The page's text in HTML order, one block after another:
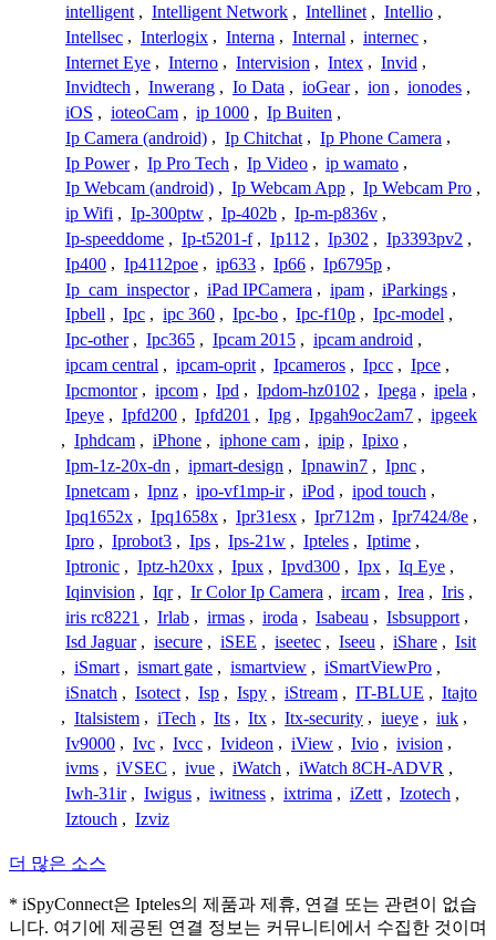
intelligent , Intelligent Network , Intellinet , Intellio ,
Intellsec , Interlogix , Interna , Internal , internec ,
Internet Eye , Interno , Intervision , Intex , Invid ,
Invidtech , Inwerang , Io Data , ioGear , ion , ionodes ,
iOS , ioteoCam , ip 1000 , Ip Buiten ,
Ip Camera (android) , Ip Chitchat , Ip Phone Camera ,
Ip Power , Ip Pro Tech , Ip Video , ip wamato ,
Ip Webcam (android) , Ip Webcam App , Ip Webcam Pro ,
ip Wifi , Ip-300ptw , Ip-402b , Ip-m-p836v ,
Ip-speeddome , Ip-t5201-f , Ip112 , Ip302 , Ip3393pv2 ,
Ip400 , Ip4112poe , ip633 , Ip66 , Ip6795p ,
Ip_cam_inspector , iPad IPCamera , ipam , iParkings ,
Ipbell , Ipc , ipc 360 , Ipc-bo , Ipc-f10p , Ipc-model ,
Ipc-other , Ipc365 , Ipcam 2015 , ipcam android ,
ipcam central , ipcam-oprit , Ipcameros , Ipcc , Ipce ,
Ipcmontor , ipcom , Ipd , Ipdom-hz0102 , Ipega , ipela ,
Ipeye , Ipfd200 , Ipfd201 , Ipg , Ipgah9oc2am7 , ipgeek
, Iphdcam , iPhone , iphone cam , ipip , Ipixo ,
Ipm-1z-20x-dn , ipmart-design , Ipnawin7 , Ipnc ,
Ipnetcam , Ipnz , ipo-vf1mp-ir , iPod , ipod touch ,
Ipq1652x , Ipq1658x , Ipr31esx , Ipr712m , Ipr7424/8e ,
Ipro , Iprobot3 , Ips , Ips-21w , Ipteles , Iptime ,
Iptronic , Iptz-h20xx , Ipux , Ipvd300 , Ipx , Iq Eye ,
Iqinvision , Iqr , Ir Color Ip Camera , ircam , Irea , Iris ,
iris rc8221 , Irlab , irmas , iroda , Isabeau , Isbsupport ,
Isd Jaguar , isecure , iSEE , iseetec , Iseeu , iShare , Isit
, iSmart , ismart gate , ismartview , iSmartViewPro ,
iSnatch , Isotect , Isp , Ispy , iStream , IT-BLUE , Itajto
, Italsistem , iTech , Its , Itx , Itx-security , iueye , iuk ,
Iv9000 , Ivc , Ivcc , Ivideon , iView , Ivio , ivision ,
ivms , iVSEC , ivue , iWatch , iWatch 8CH-ADVR ,
Iwh-31ir , Iwigus , iwitness , ixtrima , iZett , Izotech ,
Iztouch , Izviz
더 많은 소스
* iSpyConnect은 Ipteles의 제품과 제휴, 연결 또는 관련이 없습
니다. 여기에 제공된 연결 정보는 커뮤니티에서 수집한 것이며